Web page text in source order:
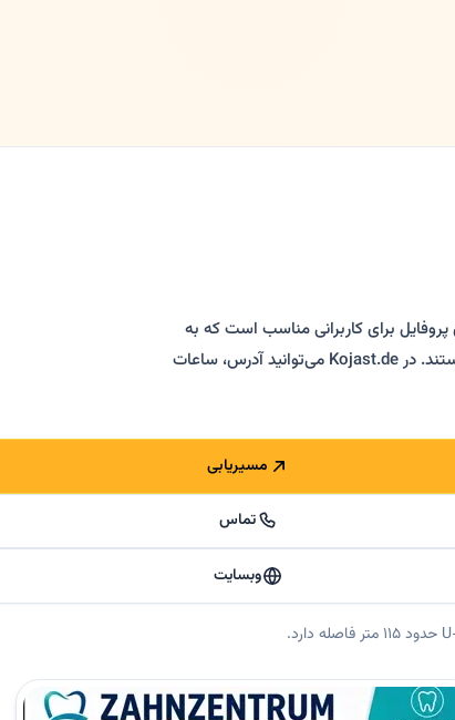
پروفایل برای کاربرانی مناسب است که به
دنبال درمان دندان، جرم‌گیری، دندان‌درد و دندانپزشک فارسی‌زبان در هانوفر هستند. در Kojast.de می‌توانید آدرس، ساعات
مسیریابی
تماس
وبسایت